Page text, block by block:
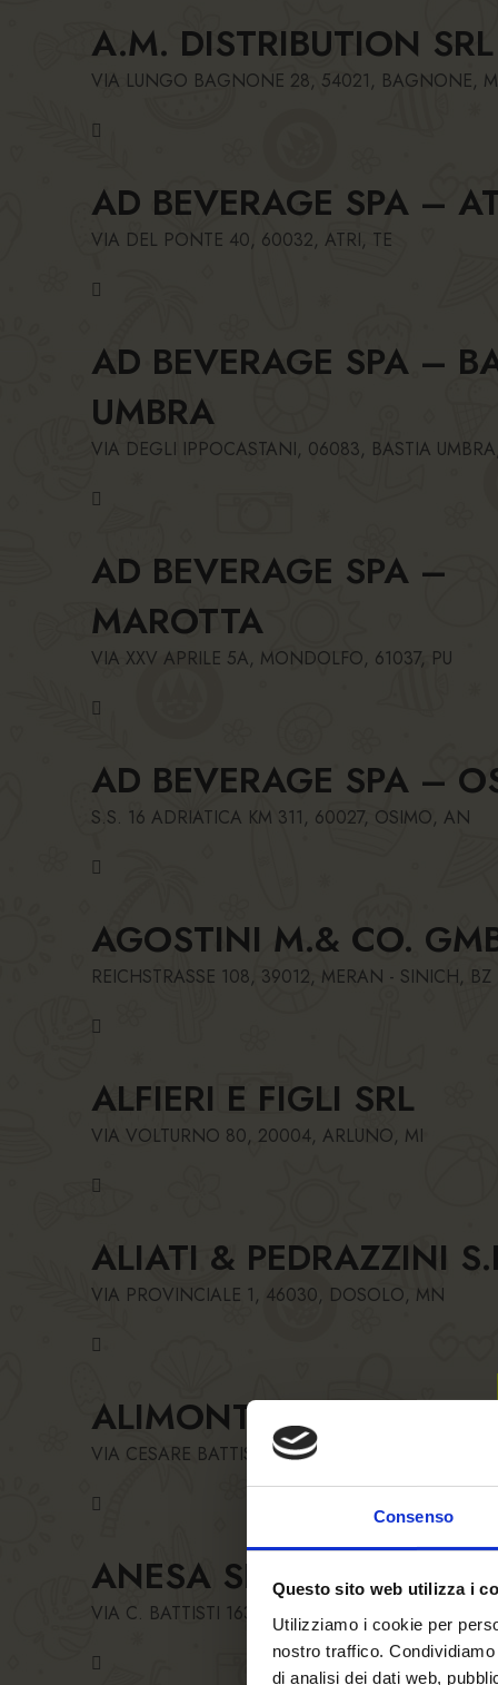
Consenso
Questo sito web utilizza i
Utilizziamo i cookie per
nostro traffico.
di analisi dei dati web,
A.M. DISTRIBUTION SRL
VIA LUNGO BAGNONE 28, 54021, BAGNONE,
AD BEVERAGE SPA –
VIA DEL PONTE 40, 60032, ATRI, TE
AD BEVERAGE SPA –
UMBRA
VIA DEGLI IPPOCASTANI, 06083, BASTIA
AD BEVERAGE SPA –
MAROTTA
VIA XXV APRILE 5A, MONDOLFO, 61037, PU
AD BEVERAGE SPA –
S.S. 16 ADRIATICA KM 311, 60027, OSIMO, AN
AGOSTINI M.& CO.
REICHSTRASSE 108, 39012, MERAN - SINICH, BZ
ALFIERI E FIGLI SRL
VIA VOLTURNO 80, 20004, ARLUNO, MI
ALIATI & PEDRAZZINI
VIA PROVINCIALE 1, 46030, DOSOLO, MN
ALIMONT SRL
VIA CESARE BATTISTI 35, 59100, PRATO, PO
ANESA SRL
VIA C. BATTISTI 163, 24025, GAZZANIGA, BG